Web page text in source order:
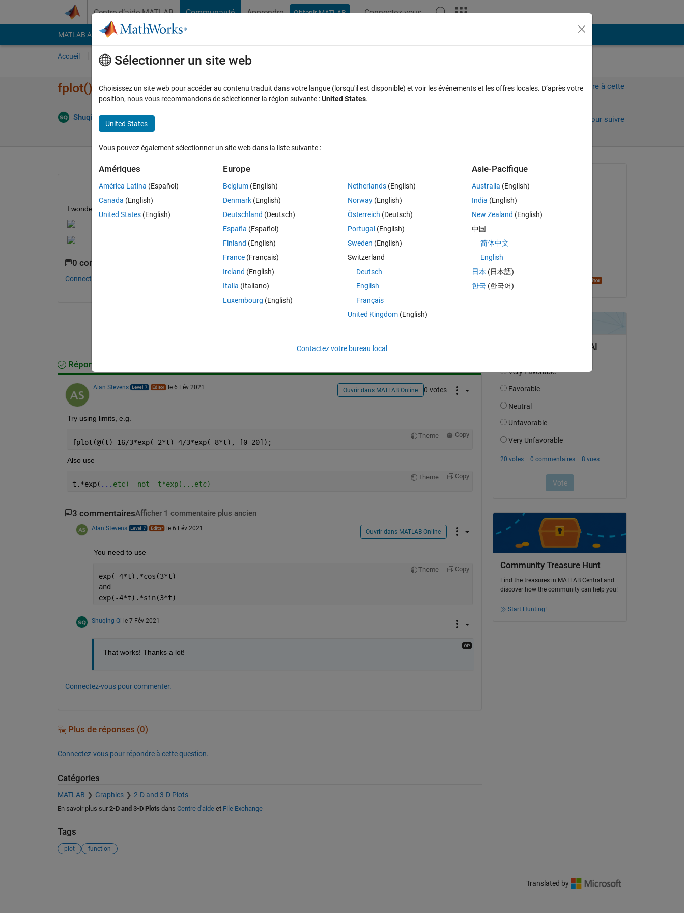
Centre d’aide MATLAB Communauté Apprendre Obtenir MATLAB Connectez-vous
MATLAB Answers File Exchange Cody
Accueil Poser une question Parcourir
fplot() for three functions
Shuqing Qi 6 Fév 2021
Connectez-vous pour répondre à cette
Connectez-vous pour suivre
Afficher commentaires plus anciens
I wonder why my fplot()s output errors instead of the graph below?
0 commentaires
Connectez-vous pour commenter.
Connectez-vous pour répondre à cette question.
Réponse acceptée
Alan Stevens le 6 Fév 2021 Ouvrir dans MATLAB Online 0 votes
Try using limits, e.g.
Theme Copy
fplot(@(t) 16/3*exp(-2*t)-4/3*exp(-8*t), [0 20]);
Also use
Theme Copy
t.*exp( ... etc)  not  t*exp(...etc)
3 commentairesAfficher 1 commentaire plus ancien
Alan Stevens le 6 Fév 2021 Ouvrir dans MATLAB Online
You need to use
Theme Copy
exp(-4*t).*cos(3*t)
and
exp(-4*t).*sin(3*t)
Shuqing Qi le 7 Fév 2021
That works! Thanks a lot!
Connectez-vous pour commenter.
Plus de réponses (0)
Connectez-vous pour répondre à cette question.
Catégories
MATLAB Graphics 2-D and 3-D Plots
En savoir plus sur 2-D and 3-D Plots dans Centre d'aideet File Exchange
Tags
plot function
Shuqing Qi
le 6 Fév 2021
le 7 Fév 2021
Acceptée :
Community Treasure Hunt
Find the treasures in MATLAB Central and
discover how the community can help you!
Start Hunting!
Translated by
Sélectionner un site web
Choisissez un site web pour accéder au contenu traduit dans votre langue (lorsqu'il est disponible) et voir les événements et les offres locales. D’après votre
position, nous vous recommandons de sélectionner la région suivante :United States.
United States
Vous pouvez également sélectionner un site web dans la liste suivante :
Amériques
América Latina (Español)
Canada (English)
United States (English)
Europe
Belgium (English)
Denmark (English)
Deutschland (Deutsch)
España (Español)
Finland (English)
France (Français)
Ireland (English)
Italia (Italiano)
Luxembourg (English)
Netherlands(English)
Norway(English)
Österreich (Deutsch)
Portugal (English)
Sweden (English)
Switzerland
Deutsch
English
Français
United Kingdom(English)
Asie-Pacifique
Australia (English)
India (English)
New Zealand (English)
中国
简体中文
English
日本 (日本語)
한국 (한국어)
Contactez votre bureau local